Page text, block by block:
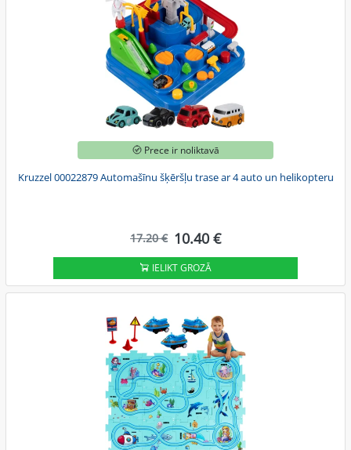
Prece ir noliktavā
Kruzzel 00022879 Automašīnu šķēršļu trase ar 4 auto un helikopteru
17.20 € 10.40 €
IELIKT GROZĀ